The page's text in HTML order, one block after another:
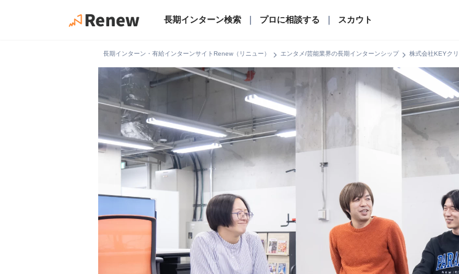
長期インターン検索 プロに相談する スカウト
長期インターン・有給インターンサイトRenew（リニュー） chevron_right エンタメ/芸能業界の長期インターンシップchevron_right 株式会社KEYク